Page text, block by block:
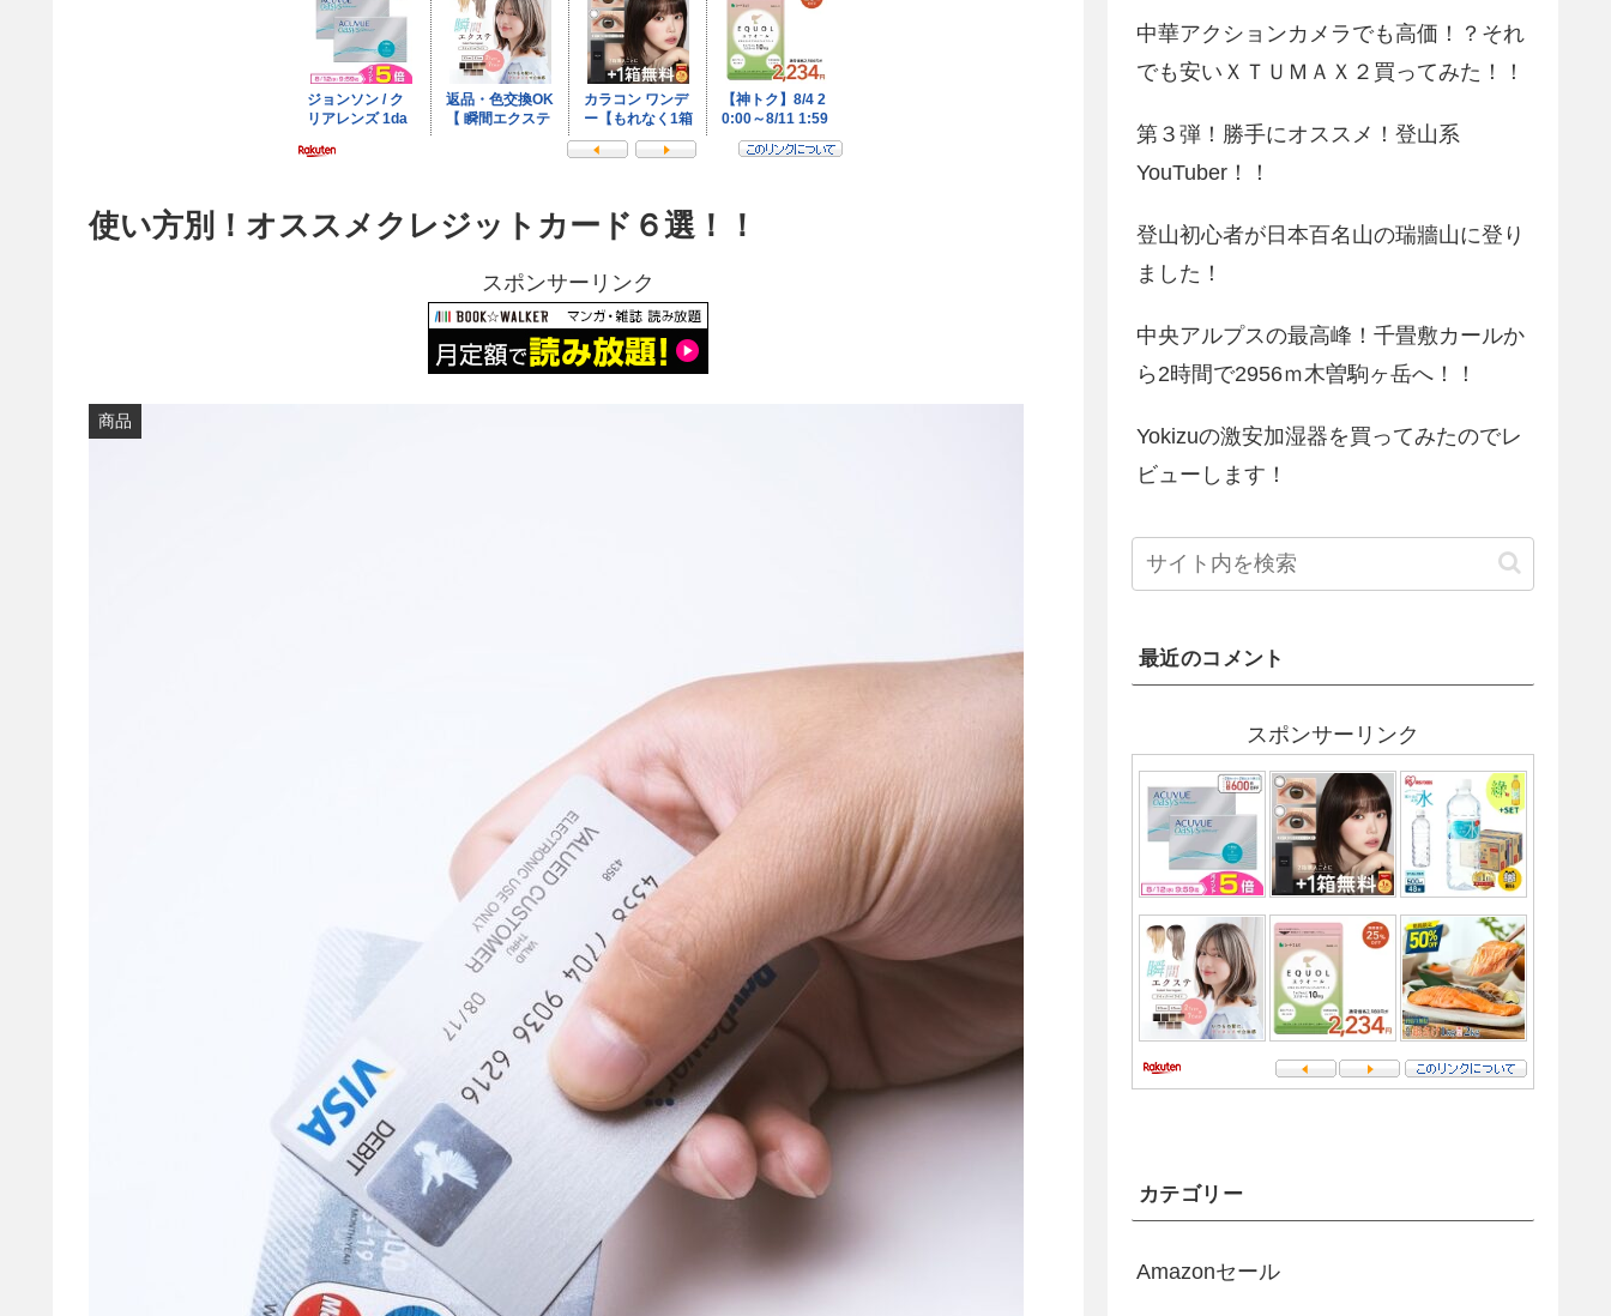
使い方別！オススメクレジットカード６選！！
スポンサーリンク
商品
中華アクションカメラでも高価！？それ
でも安いＸＴＵＭＡＸ２買ってみた！！
第３弾！勝手にオススメ！登山系
YouTuber！！
登山初心者が日本百名山の瑞牆山に登り
ました！
中央アルプスの最高峰！千畳敷カールか
ら2時間で2956ｍ木曽駒ヶ岳へ！！
Yokizuの激安加湿器を買ってみたのでレ
ビューします！
最近のコメント
スポンサーリンク
カテゴリー
Amazonセール